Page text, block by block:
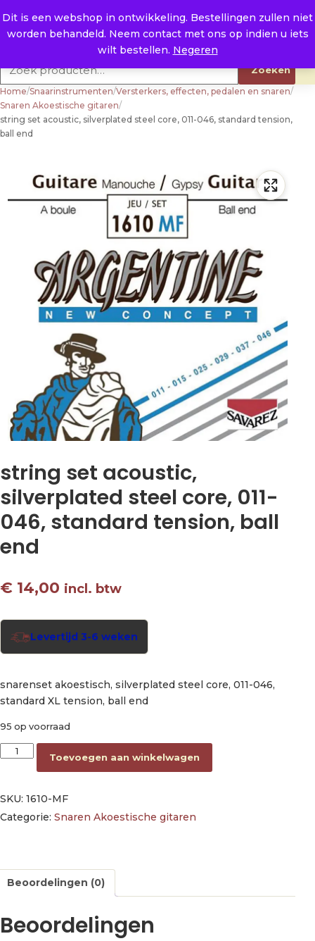
Dit is een webshop in ontwikkeling. Bestellingen zullen niet
worden behandeld. Neem contact met ons op indien u iets
wilt bestellen. Negeren
E. info@raysland.nl
Productcategorieën
Zoeken
Home/Snaarinstrumenten/Versterkers, effecten, pedalen en snaren/
Snaren Akoestische gitaren/
string set acoustic, silverplated steel core, 011-046, standard tension,
ball end
string set acoustic,
silverplated steel core, 011-
046, standard tension, ball
end
€ 14,00 incl. btw
Levertijd 3-6 weken
snarenset akoestisch, silverplated steel core, 011-046,
standard XL tension, ball end
95 op voorraad
string set acoustic, silverplated steel core, 011-046, standard
Toevoegen aan winkelwagen
SKU: 1610-MF
Categorie: Snaren Akoestische gitaren
Beoordelingen (0)
Beoordelingen